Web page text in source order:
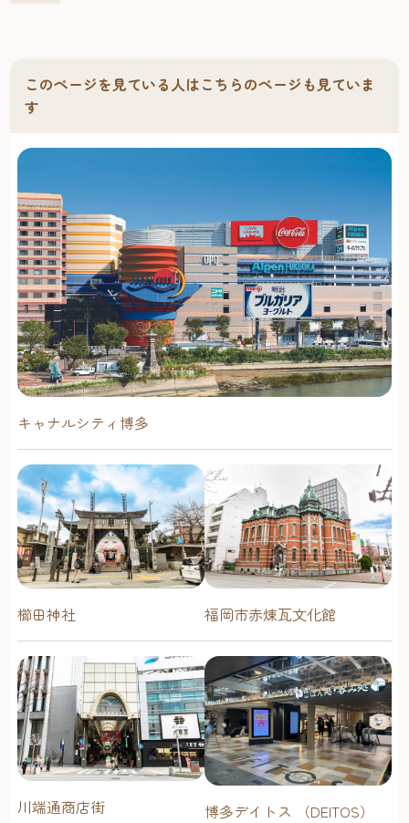
このページを見ている人はこちらのページも見ていま
す
キャナルシティ博多
櫛田神社 福岡市赤煉瓦文化館
川端通商店街 博多デイトス （DEITOS）